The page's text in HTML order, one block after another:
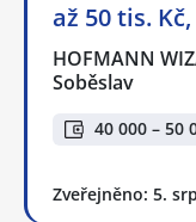
až 50 tis.
HOFMANN
Soběslav
40 000 – 50
Zveřejněno: 5.